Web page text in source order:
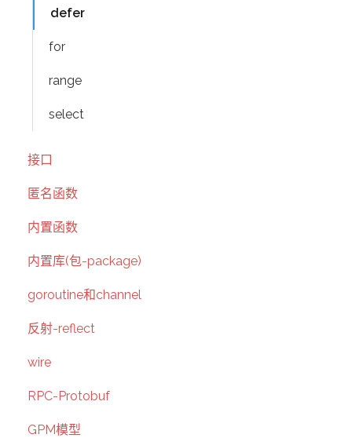
defer
for
range
select
接口
匿名函数
内置函数
内置库(包-package)
goroutine和channel
反射-reflect
wire
RPC-Protobuf
GPM模型